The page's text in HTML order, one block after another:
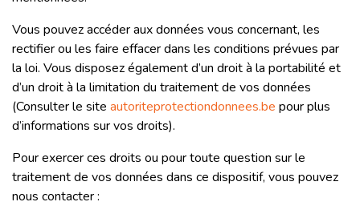
Vous pouvez accéder aux données vous concernant, les
rectifier ou les faire effacer dans les conditions prévues par
la loi. Vous disposez également d’un droit à la portabilité et
d’un droit à la limitation du traitement de vos données
(Consulter le site autoriteprotectiondonnees.be pour plus
d’informations sur vos droits).
Pour exercer ces droits ou pour toute question sur le
traitement de vos données dans ce dispositif, vous pouvez
nous contacter :